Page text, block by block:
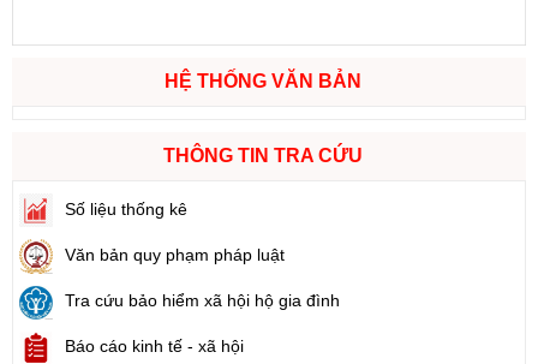
HỆ THỐNG VĂN BẢN
THÔNG TIN TRA CỨU
Số liệu thống kê
Văn bản quy phạm pháp luật
Tra cứu bảo hiểm xã hội hộ gia đình
Báo cáo kinh tế - xã hội